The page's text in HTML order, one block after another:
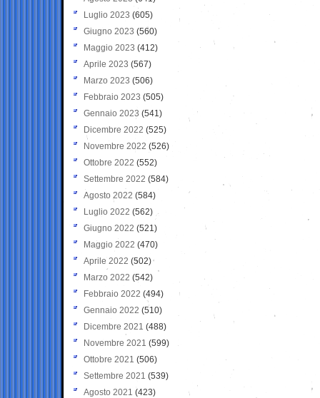
Luglio 2023 (605)
Giugno 2023 (560)
Maggio 2023 (412)
Aprile 2023 (567)
Marzo 2023 (506)
Febbraio 2023 (505)
Gennaio 2023 (541)
Dicembre 2022 (525)
Novembre 2022 (526)
Ottobre 2022 (552)
Settembre 2022 (584)
Agosto 2022 (584)
Luglio 2022 (562)
Giugno 2022 (521)
Maggio 2022 (470)
Aprile 2022 (502)
Marzo 2022 (542)
Febbraio 2022 (494)
Gennaio 2022 (510)
Dicembre 2021 (488)
Novembre 2021 (599)
Ottobre 2021 (506)
Settembre 2021 (539)
Agosto 2021 (423)